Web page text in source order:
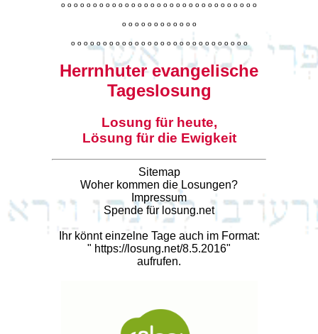
o o o o o o o o o o o o o o o o o o o o o o o o o o o o o o o
o o o o o o o o o o o o
o o o o o o o o o o o o o o o o o o o o o o o o o o o o
Herrnhuter evangelische
Tageslosung
Losung für heute,
Lösung für die Ewigkeit
Sitemap
Woher kommen die Losungen?
Impressum
Spende für losung.net
Ihr könnt einzelne Tage auch im Format:
" https://losung.net/8.5.2016"
aufrufen.